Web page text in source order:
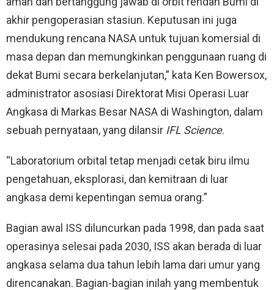
akhir pengoperasian stasiun. Keputusan ini juga
mendukung rencana NASA untuk tujuan komersial di
masa depan dan memungkinkan penggunaan ruang di
dekat Bumi secara berkelanjutan,” kata Ken Bowersox,
administrator asosiasi Direktorat Misi Operasi Luar
Angkasa di Markas Besar NASA di Washington, dalam
sebuah pernyataan, yang dilansir IFL Science.
“Laboratorium orbital tetap menjadi cetak biru ilmu
pengetahuan, eksplorasi, dan kemitraan di luar
angkasa demi kepentingan semua orang.”
Bagian awal ISS diluncurkan pada 1998, dan pada saat
operasinya selesai pada 2030, ISS akan berada di luar
angkasa selama dua tahun lebih lama dari umur yang
direncanakan. Bagian-bagian inilah yang membentuk